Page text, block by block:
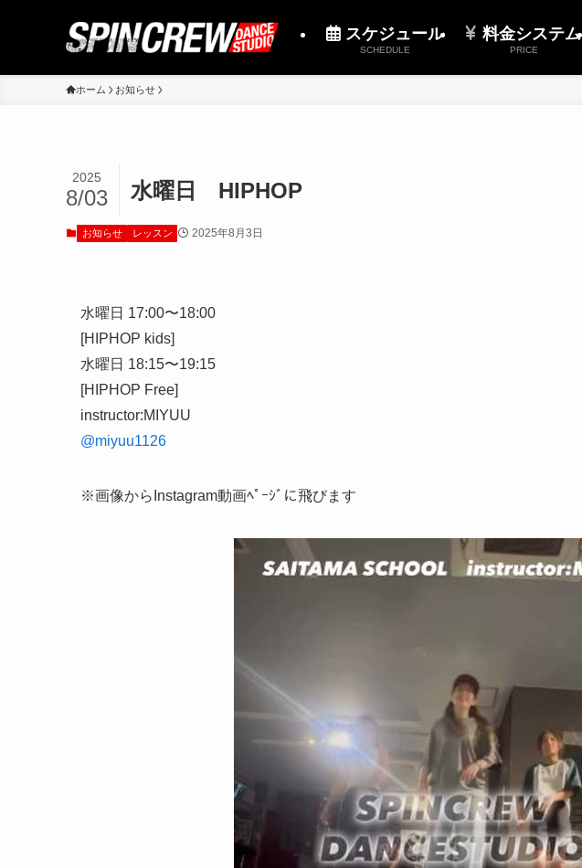
スケジュール
SCHEDULE
料金システム
PRICE
ホーム お知らせ
水曜日 HIPHOP
2025
8/03
お知らせ レッスン 2025年8月3日
水曜日 17:00〜18:00
[HIPHOP kids]
水曜日 18:15〜19:15
[HIPHOP Free]
instructor:MIYUU
@miyuu1126
※画像からInstagram動画ﾍﾟｰｼﾞに飛びます